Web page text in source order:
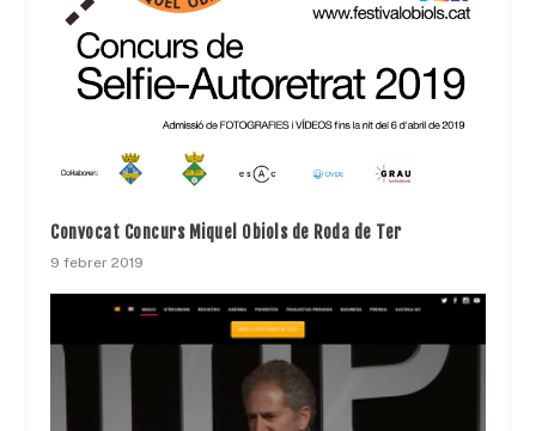
Convocat Concurs Miquel Obiols de Roda de Ter
9 febrer 2019